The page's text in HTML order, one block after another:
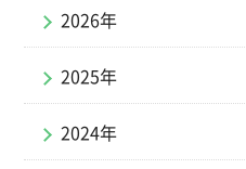
2026年
2025年
2024年